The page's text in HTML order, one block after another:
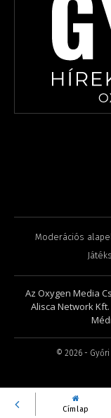
Címlap
Moderációs
Az Oxygen Media
Alisca Network
© 2026 -